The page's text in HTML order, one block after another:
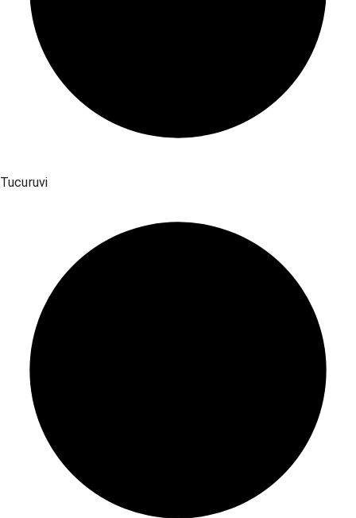
Tucuruvi